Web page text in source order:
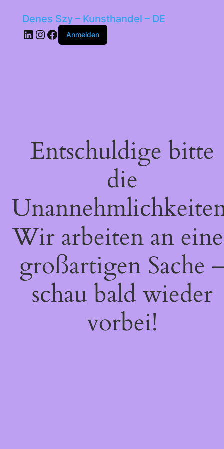
Denes Szy – Kunsthandel – DE
LinkedIn
Instagram
Facebook
Anmelden
Entschuldige bitte
die
Wir arbeiten an
großartigen Sache
schau bald wieder
vorbei!